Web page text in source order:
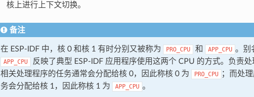
核上进行上下文切换。
备注
在 ESP-IDF 中，核 0 和核 1 有时分别又被称为 PRO_CPU 和 APP_CPU 。别
APP_CPU
反映了典型 ESP-IDF 应用程序使用这两个 CPU 的方式。负责
相关处理程序的任务通常会分配给核 0，因此称核 0 为
PRO_CPU
；而处
务会分配给核 1，因此称核 1 为
APP_CPU 。